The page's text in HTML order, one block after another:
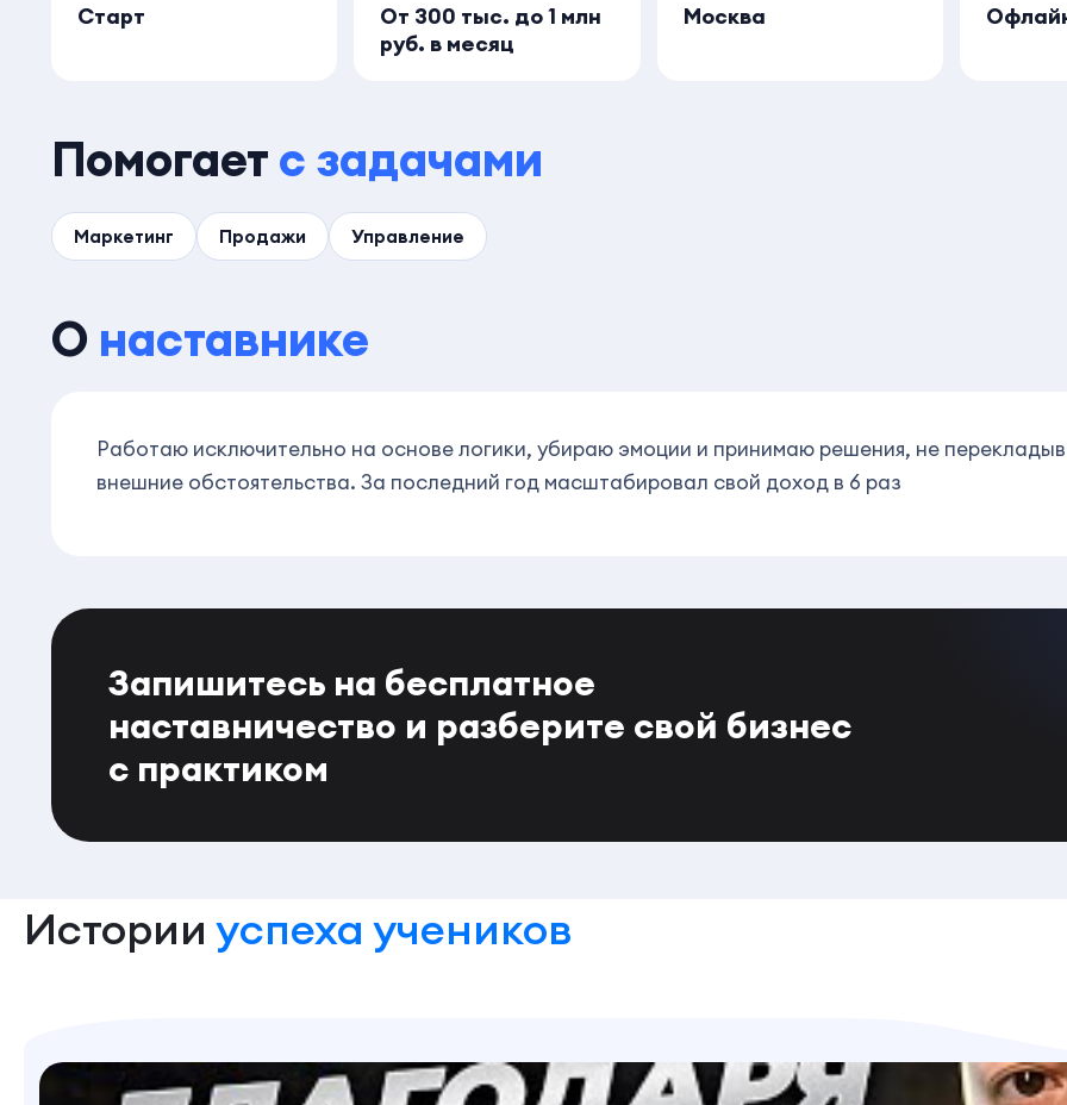
Старт
От 300 тыс. до 1 млн
руб. в месяц
Москва
Помогаетс задачами
Маркетинг Продажи Управление
О наставнике
Работаю исключительно на основе логики, убираю эмоции и принимаю решения, не
внешние обстоятельства. За последний год масштабировал свой доход в 6 раз
Запишитесь на бесплатное
наставничество и разберите свой бизнес
с практиком
Истории успеха учеников